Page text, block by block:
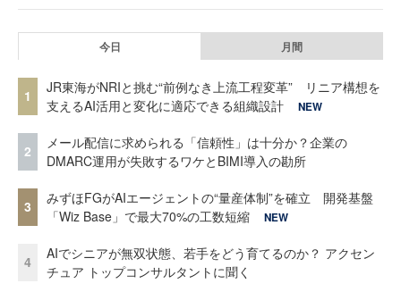
今日 月間
1
JR東海がNRIと挑む“前例なき上流工程変革” リニア構想を
支えるAI活用と変化に適応できる組織設計
NEW
2
メール配信に求められる「信頼性」は十分か？企業の
DMARC運用が失敗するワケとBIMI導入の勘所
3
みずほFGがAIエージェントの“量産体制”を確立 開発基盤
「Wiz Base」で最大70%の工数短縮
NEW
4
AIでシニアが無双状態、若手をどう育てるのか？ アクセン
チュア トップコンサルタントに聞く